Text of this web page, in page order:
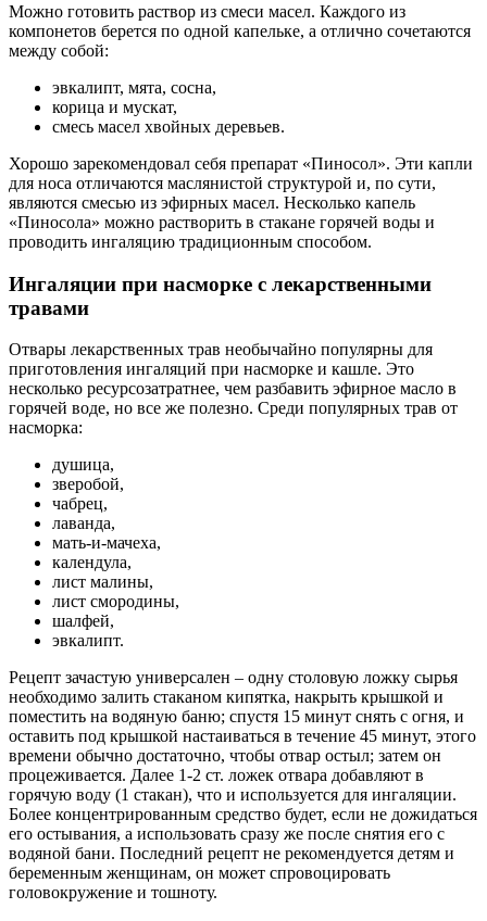
Можно готовить раствор из смеси масел. Каждого из
компонетов берется по одной капельке, а отлично сочетаются
между собой:
эвкалипт, мята, сосна,
корица и мускат,
смесь масел хвойных деревьев.
Хорошо зарекомендовал себя препарат «Пиносол». Эти капли
для носа отличаются маслянистой структурой и, по сути,
являются смесью из эфирных масел. Несколько капель
«Пиносола» можно растворить в стакане горячей воды и
проводить ингаляцию традиционным способом.
Ингаляции при насморке с лекарственными
травами
Отвары лекарственных трав необычайно популярны для
приготовления ингаляций при насморке и кашле. Это
несколько ресурсозатратнее, чем разбавить эфирное масло в
горячей воде, но все же полезно. Среди популярных трав от
насморка:
душица,
зверобой,
чабрец,
лаванда,
мать-и-мачеха,
календула,
лист малины,
лист смородины,
шалфей,
эвкалипт.
Рецепт зачастую универсален – одну столовую ложку сырья
необходимо залить стаканом кипятка, накрыть крышкой и
поместить на водяную баню; спустя 15 минут снять с огня, и
оставить под крышкой настаиваться в течение 45 минут, этого
времени обычно достаточно, чтобы отвар остыл; затем он
процеживается. Далее 1-2 ст. ложек отвара добавляют в
горячую воду (1 стакан), что и используется для ингаляции.
Более концентрированным средство будет, если не дожидаться
его остывания, а использовать сразу же после снятия его с
водяной бани. Последний рецепт не рекомендуется детям и
беременным женщинам, он может спровоцировать
головокружение и тошноту.